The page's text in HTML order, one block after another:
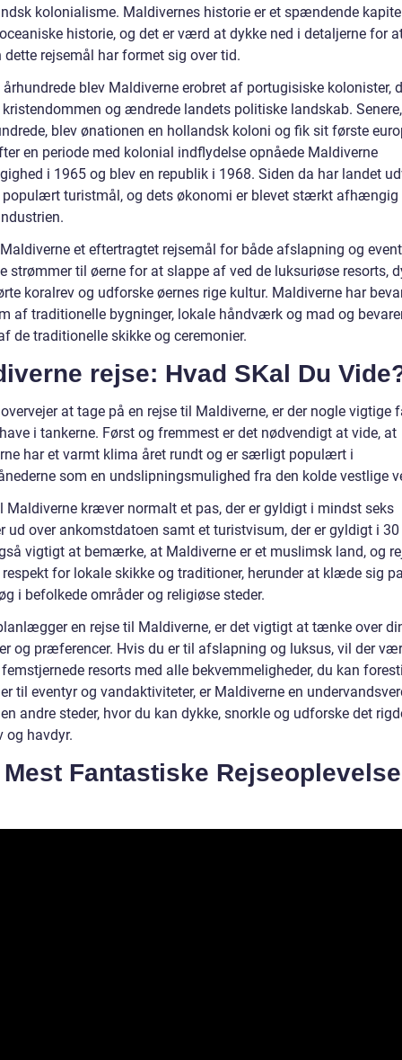
kolonialisme. Maldivernes historie er et spændende
historie, og det er værd at dykke ned i detaljerne for
dette rejsemål har formet sig over tid.
århundrede blev Maldiverne erobret af portugisiske kolonister,
og ændrede landets politiske landskab.
blev ønationen en hollandsk koloni og fik sit første
en periode med kolonial indflydelse opnåede Maldiverne
i 1965 og blev en republik i 1968. Siden da har landet
populært turistmål, og dets økonomi er blevet stærkt afhængig
et eftertragtet rejsemål for både afslapning og
strømmer til øerne for at slappe af ved de luksuriøse resorts,
koralrev og udforske øernes rige kultur. Maldiverne har
af traditionelle bygninger, lokale håndværk og mad og
de traditionelle skikke og ceremonier.
rejse: Hvad SKal Du
at tage på en rejse til Maldiverne, er der nogle vigtige
i tankerne. Først og fremmest er det nødvendigt at vide, at
har et varmt klima året rundt og er særligt populært i
som en undslipningsmulighed fra den kolde vestlige
Maldiverne kræver normalt et pas, der er gyldigt i mindst seks
ud over ankomstdatoen samt et turistvisum, der er gyldigt i 30
vigtigt at bemærke, at Maldiverne er et muslimsk land, og
for lokale skikke og traditioner, herunder at klæde sig
i befolkede områder og religiøse steder.
en rejse til Maldiverne, er det vigtigt at tænke over
og præferencer. Hvis du er til afslapning og luksus, vil der
resorts med alle bekvemmeligheder, du kan
til eventyr og vandaktiviteter, er Maldiverne en
andre steder, hvor du kan dykke, snorkle og udforske det
og havdyr.
Mest Fantastiske Rejseoplevelse